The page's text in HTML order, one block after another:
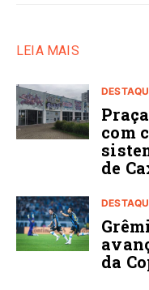
LEIA MAIS
com
de
da